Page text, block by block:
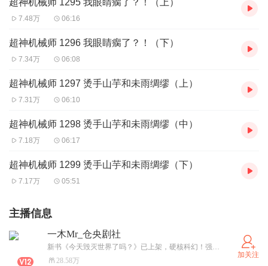
超神机械师 1295 我眼睛瘸了？！（上）
7.48万 06:16
超神机械师 1296 我眼睛瘸了？！（下）
7.34万 06:08
超神机械师 1297 烫手山芋和未雨绸缪（上）
7.31万 06:10
超神机械师 1298 烫手山芋和未雨绸缪（中）
7.18万 06:17
超神机械师 1299 烫手山芋和未雨绸缪（下）
7.17万 05:51
主播信息
一木Mr_仓央剧社
新书《今天毁灭世界了吗？》已上架，硬核科幻！强烈推荐！帮忙点点订阅支持一下！拜托啦！
28.58万
加关注